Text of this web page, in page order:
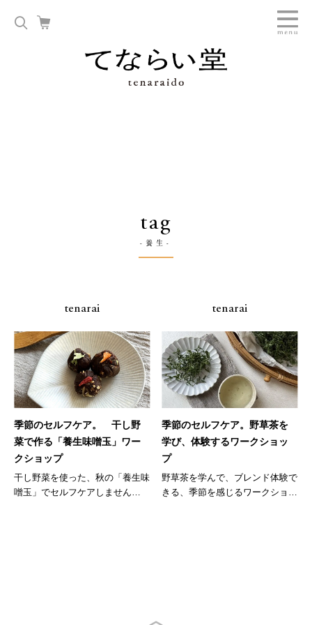
tag
-養生-
tenarai
季節のセルフケア。 干し野
菜で作る「養生味噌玉」ワー
クショップ
干し野菜を使った、秋の「養生味
噌玉」でセルフケアしません
tenarai
季節のセルフケア。野草茶を
学び、体験するワークショッ
プ
野草茶を学んで、ブレンド体験で
きる、季節を感じるワークショッ